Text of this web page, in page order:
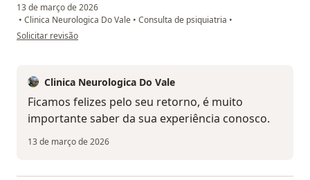
13 de março de 2026
• Clinica Neurologica Do Vale • Consulta de psiquiatria •
na opinião do utilizador Jéssica
Solicitar revisão
Clinica Neurologica Do Vale
Ficamos felizes pelo seu retorno, é muito
importante saber da sua experiência conosco.
13 de março de 2026